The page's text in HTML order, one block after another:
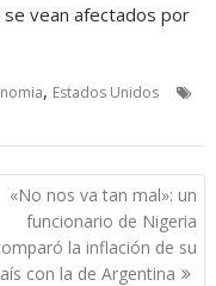
vean afectados por
, Estados Unidos
«No nos va tan mal»: un
funcionario de Nigeria
la inflación de su
con la de Argentina